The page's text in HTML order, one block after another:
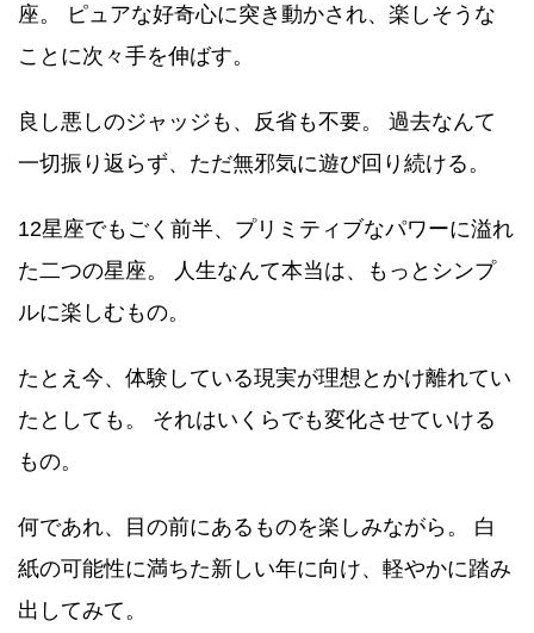
座。 ピュアな好奇心に突き動かされ、楽しそうな
ことに次々手を伸ばす。
良し悪しのジャッジも、反省も不要。 過去なんて
一切振り返らず、ただ無邪気に遊び回り続ける。
12星座でもごく前半、プリミティブなパワーに溢れ
た二つの星座。 人生なんて本当は、もっとシンプ
ルに楽しむもの。
たとえ今、体験している現実が理想とかけ離れてい
たとしても。 それはいくらでも変化させていける
もの。
何であれ、目の前にあるものを楽しみながら。 白
紙の可能性に満ちた新しい年に向け、軽やかに踏み
出してみて。